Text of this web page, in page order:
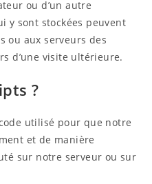
ou d’un autre
y sont stockées peuvent
ou aux serveurs des
d’une visite ultérieure.
?
utilisé pour que notre
et de manière
sur notre serveur ou sur